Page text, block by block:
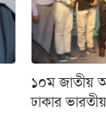
১০ম জাতীয়
ঢাকার